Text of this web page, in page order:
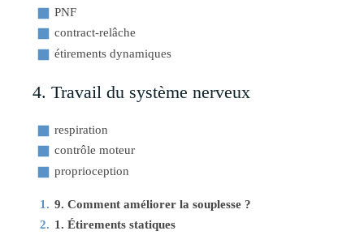
PNF
contract-relâche
étirements dynamiques
4. Travail du système nerveux
respiration
contrôle moteur
proprioception
9. Comment améliorer la souplesse ?
1. Étirements statiques